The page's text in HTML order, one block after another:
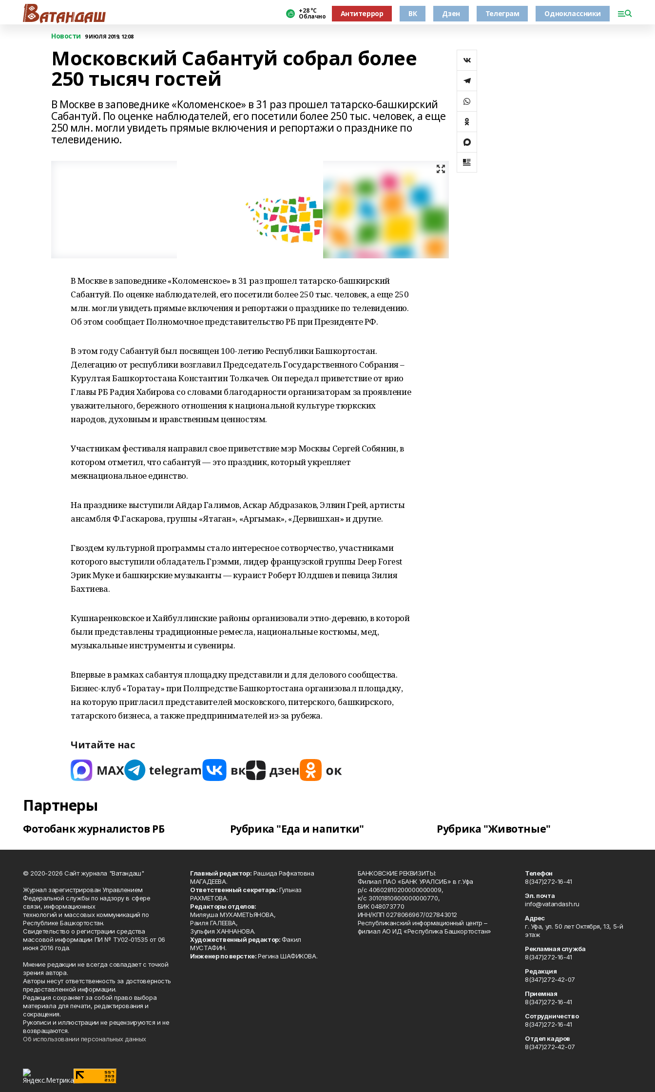
+28 °С
Облачно Антитеррор ВК Дзен Телеграм Одноклассники
Новости 9 ИЮЛЯ 2019, 12:08
Московский Сабантуй собрал более
250 тысяч гостей
В Москве в заповеднике «Коломенское» в 31 раз прошел татарско-башкирский
Сабантуй. По оценке наблюдателей, его посетили более 250 тыс. человек, а еще
250 млн. могли увидеть прямые включения и репортажи о празднике по
телевидению.
В Москве в заповеднике «Коломенское» в 31 раз прошел татарско-башкирский
Сабантуй. По оценке наблюдателей, его посетили более 250 тыс. человек, а еще 250
млн. могли увидеть прямые включения и репортажи о празднике по телевидению.
Об этом сообщает Полномочное представительство РБ при Президенте РФ.
В этом году Сабантуй был посвящен 100-летию Республики Башкортостан.
Делегацию от республики возглавил Председатель Государственного Собрания –
Курултая Башкортостана Константин Толкачев. Он передал приветствие от врио
Главы РБ Радия Хабирова со словами благодарности организаторам за проявление
уважительного, бережного отношения к национальной культуре тюркских
народов, духовным и нравственным ценностям.
Участникам фестиваля направил свое приветствие мэр Москвы Сергей Собянин, в
котором отметил, что сабантуй — это праздник, который укрепляет
межнациональное единство.
На празднике выступили Айдар Галимов, Аскар Абдразаков, Элвин Грей, артисты
ансамбля Ф.Гаскарова, группы «Ятаган», «Аргымак», «Дервишхан» и другие.
Гвоздем культурной программы стало интересное сотворчество, участниками
которого выступили обладатель Грэмми, лидер французской группы Deep Forest
Эрик Муке и башкирские музыканты — кураист Роберт Юлдшев и певица Зилия
Бахтиева.
Кушнаренковское и Хайбуллинские районы организовали этно-деревню, в которой
были представлены традиционные ремесла, национальные костюмы, мед,
музыкальные инструменты и сувениры.
Впервые в рамках сабантуя площадку представили и для делового сообщества.
Бизнес-клуб «Торатау» при Полпредстве Башкортостана организовал площадку,
на которую пригласил представителей московского, питерского, башкирского,
татарского бизнеса, а также предпринимателей из-за рубежа.
Читайте нас
Партнеры
Фотобанк журналистов РБ Рубрика "Еда и напитки" Рубрика "Животные"
© 2020-2026 Сайт журнала "Ватандаш"
Журнал зарегистрирован Управлением
Федеральной службы по надзору в сфере
связи, информационных
технологий и массовых коммуникаций по
Республике Башкортостан.
Свидетельство о регистрации средства
массовой информации ПИ № ТУ02-01535 от 06
июня 2016 года.
Мнение редакции не всегда совпадает с точкой
зрения автора.
Авторы несут ответственность за достоверность
предоставленной информации.
Редакция сохраняет за собой право выбора
материала для печати, редактирования и
сокращения.
Рукописи и иллюстрации не рецензируются и не
возвращаются.
Об использовании персональных данных
Главный редактор: Рашида Рафкатовна
МАГАДЕЕВА.
Ответственный секретарь:Гульназ
РАХМЕТОВА.
Редакторы отделов:
Миляуша МУХАМЕТЬЯНОВА,
Раиля ГАЛЕЕВА,
Зульфия ХАННАНОВА.
Художественный редактор:Факил
МУСТАФИН.
Инженер по верстке:Регина ШАФИКОВА.
БАНКОВСКИЕ РЕКВИЗИТЫ:
Филиал ПАО «БАНК УРАЛСИБ» в г.Уфа
р/с 40602810200000000009,
к/с 30101810600000000770,
БИК 048073770
ИНН/КПП 0278066967/027843012
Республиканский информационный центр –
филиал АО ИД «Республика Башкортостан»
Телефон
8(347)272-16-41
Эл. почта
info@vatandash.ru
Адрес
г. Уфа, ул. 50 лет Октября, 13, 5-й
этаж
Рекламная служба
8(347)272-16-41
Редакция
8(347)272-42-07
Приемная
8(347)272-16-41
Сотрудничество
8(347)272-16-41
Отдел кадров
8(347)272-42-07